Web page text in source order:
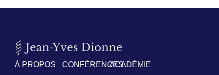
À PROPOS
CONFÉRENCESACADÉMIE
incrivant
à
mon